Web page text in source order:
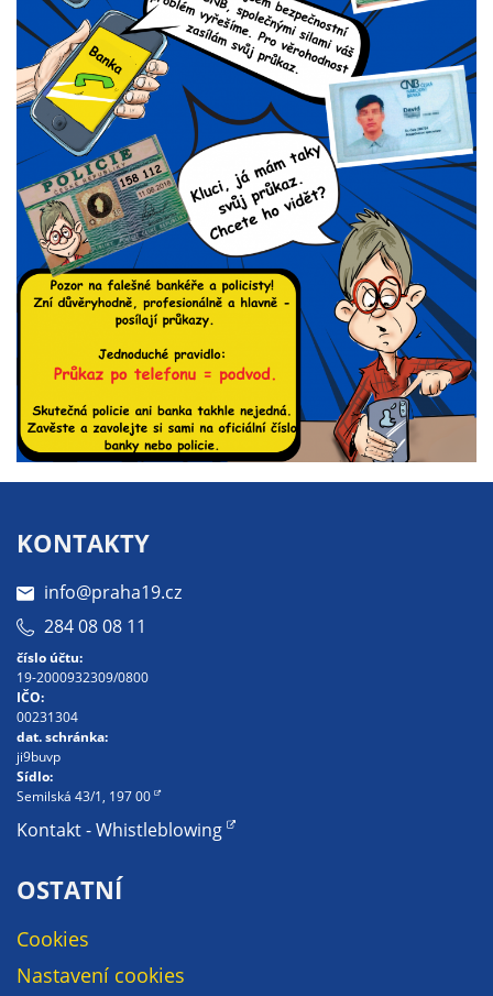
KONTAKTY
info@praha19.cz
284 08 08 11
číslo účtu:
19-2000932309/0800
IČO:
00231304
dat. schránka:
ji9buvp
Sídlo:
Semilská 43/1, 197 00
Kontakt - Whistleblowing
OSTATNÍ
Cookies
Nastavení cookies
technických
cookies na
našem webu. Z
tohoto důvodu
technické
cookies
nemohou být
individuálně
deaktivovány
nebo
aktivovány.
Analytické
cookies
Analytické
cookies nám
umožňují
měření